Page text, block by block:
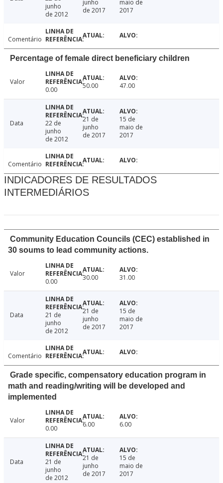
junho
de 2012
junho
de 2017
maio de
2017
Comentário
Percentage of female direct beneficiary children
Valor
0.00
50.00 47.00
Data
22 de
junho
de 2012
21 de
junho
de 2017
15 de
maio de
2017
Comentário
INDICADORES DE RESULTADOS
INTERMEDIÁRIOS
Community Education Councils (CEC) established in
30 soums to lead community actions.
Valor
0.00
30.00 31.00
Data
21 de
junho
de 2012
21 de
junho
de 2017
15 de
maio de
2017
Comentário
Grade specific, compensatory education program in
math and reading/writing will be developed and
implemented
Valor
0.00
6.00 6.00
Data
21 de
junho
de 2012
21 de
junho
de 2017
15 de
maio de
2017